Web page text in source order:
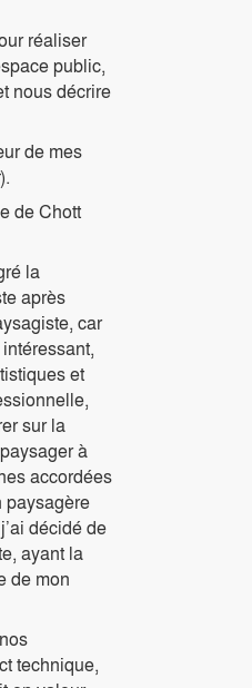
réaliser
public,
nous décrire
de mes
).
de Chott
la
après
car
et
sur la
à
accordées
paysagère
décidé de
ayant la
de mon
technique,